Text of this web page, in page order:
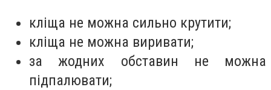
кліща не можна сильно крутити;
кліща не можна виривати;
за жодних обставин не можна
підпалювати;